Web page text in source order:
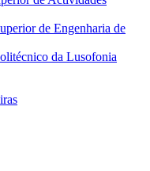
de Engenharia de
da Lusofonia